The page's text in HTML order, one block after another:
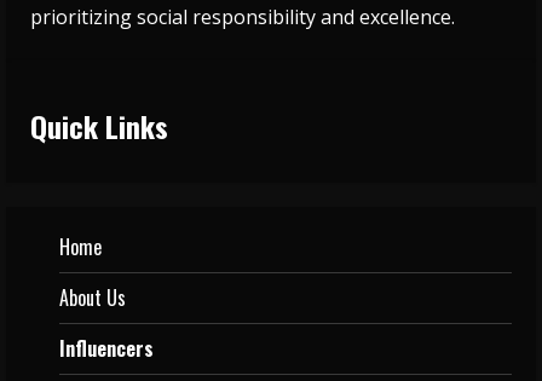
prioritizing social responsibility and excellence.
Quick Links
Home
About Us
Influencers